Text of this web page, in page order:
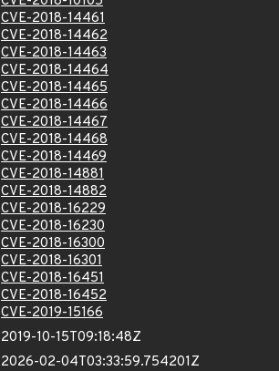
CVE-2018-14461
CVE-2018-14462
CVE-2018-14463
CVE-2018-14464
CVE-2018-14465
CVE-2018-14466
CVE-2018-14467
CVE-2018-14468
CVE-2018-14469
CVE-2018-14881
CVE-2018-14882
CVE-2018-16229
CVE-2018-16230
CVE-2018-16300
CVE-2018-16301
CVE-2018-16451
CVE-2018-16452
CVE-2019-15166
2019-10-15T09:18:48Z
2026-02-04T03:33:59.754201Z